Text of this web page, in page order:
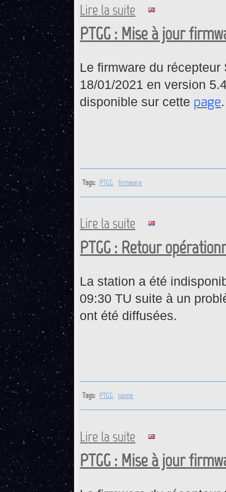
Lire la suite de Récepteurs Septentrio :
PTGG : Mise à jour
Le firmware du
18/01/2021 en version
disponible sur cette page.
Tags: PTGG firmware
Lire la suite de PTGG : Mise à jour
PTGG : Retour
La station a été
09:30 TU suite à un
ont été diffusées.
Tags: PTGG panne
Lire la suite de PTGG : Retour
PTGG : Mise à jour